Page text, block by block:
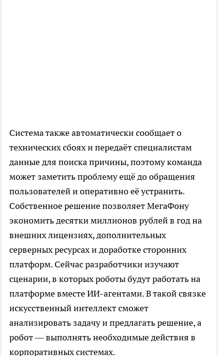
Система также автоматически сообщает о
технических сбоях и передаёт специалистам
данные для поиска причины, поэтому команда
может заметить проблему ещё до обращения
пользователей и оперативно её устранить.
Собственное решение позволяет МегаФону
экономить десятки миллионов рублей в год на
внешних лицензиях, дополнительных
серверных ресурсах и доработке сторонних
платформ. Сейчас разработчики изучают
сценарии, в которых роботы будут работать на
платформе вместе ИИ-агентами. В такой связке
искусственный интеллект сможет
анализировать задачу и предлагать решение, а
робот — выполнять необходимые действия в
корпоративных системах.